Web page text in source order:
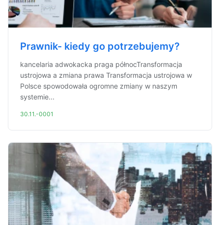
Prawnik- kiedy go potrzebujemy?
kancelaria adwokacka praga północTransformacja
ustrojowa a zmiana prawa Transformacja ustrojowa w
Polsce spowodowała ogromne zmiany w naszym
systemie...
30.11.-0001